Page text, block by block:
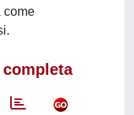
come
completa